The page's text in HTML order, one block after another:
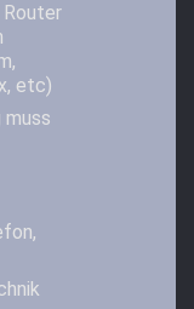
Router
etc)
muss